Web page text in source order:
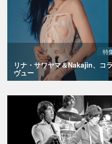
特
リナ・サワヤマ＆Nakajin、コ
ヴュー